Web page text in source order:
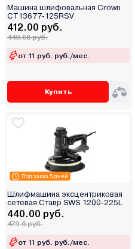
Машина шлифовальная Crown
CT13677-125RSV
412.00 руб.
449.08 руб.
от 11 руб. руб./мес.
Купить
Под заказ 5 дней
Шлифмашина эксцентриковая
сетевая Ставр SWS 1200-225L
440.00 руб.
479.6 руб.
от 11 руб. руб./мес.